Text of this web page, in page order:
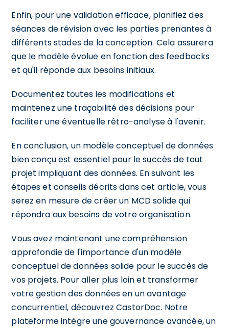
Enfin, pour une validation efficace, planifiez des
séances de révision avec les parties prenantes à
différents stades de la conception. Cela assurera
que le modèle évolue en fonction des feedbacks
et qu'il réponde aux besoins initiaux.
Documentez toutes les modifications et
maintenez une traçabilité des décisions pour
faciliter une éventuelle rétro-analyse à l'avenir.
En conclusion, un modèle conceptuel de données
bien conçu est essentiel pour le succès de tout
projet impliquant des données. En suivant les
étapes et conseils décrits dans cet article, vous
serez en mesure de créer un MCD solide qui
répondra aux besoins de votre organisation.
Vous avez maintenant une compréhension
approfondie de l'importance d'un modèle
conceptuel de données solide pour le succès de
vos projets. Pour aller plus loin et transformer
votre gestion des données en un avantage
concurrentiel, découvrez CastorDoc. Notre
plateforme intègre une gouvernance avancée, un